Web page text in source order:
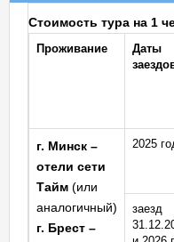
Стоимость тура на 1
Проживание
Даты
г. Минск –
отели сети
Тайм (или
аналогичный)
г. Брест –
2025
заезд